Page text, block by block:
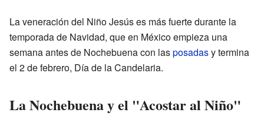
La veneración del Niño Jesús es más fuerte durante la
temporada de Navidad, que en México empieza una
semana antes de Nochebuena con lasposadasy termina
el 2 de febrero, Día de la Candelaria.
La Nochebuena y el "Acostar al Niño"